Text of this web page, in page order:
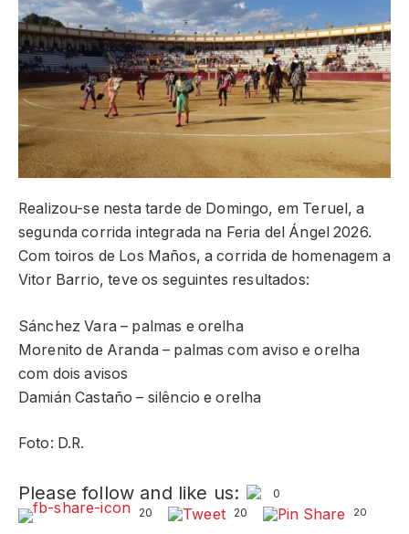
Realizou-se nesta tarde de Domingo, em Teruel, a
segunda corrida integrada na Feria del Ángel 2026.
Com toiros de Los Maños, a corrida de homenagem a
Vitor Barrio, teve os seguintes resultados:
Sánchez Vara – palmas e orelha
Morenito de Aranda – palmas com aviso e orelha
com dois avisos
Damián Castaño – silêncio e orelha
Foto: D.R.
Please follow and like us:
0
20
20 20